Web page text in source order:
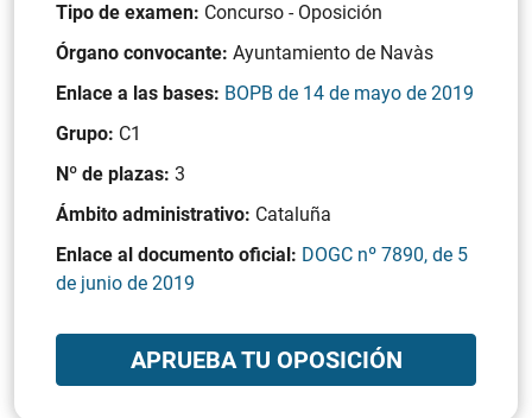
Tipo de examen: Concurso - Oposición
Órgano convocante: Ayuntamiento de Navàs
Enlace a las bases: BOPB de 14 de mayo de 2019
Grupo: C1
Nº de plazas: 3
Ámbito administrativo: Cataluña
Enlace al documento oficial: DOGC nº 7890, de 5
de junio de 2019
APRUEBA TU OPOSICIÓN